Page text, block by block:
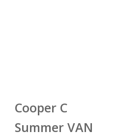
Cooper C
Summer VAN